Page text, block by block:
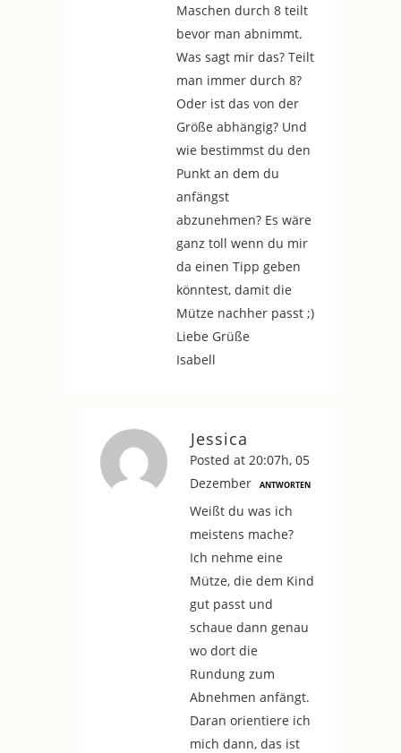
Maschen durch 8 teilt
bevor man abnimmt.
Was sagt mir das? Teilt
man immer durch 8?
Oder ist das von der
Größe abhängig? Und
wie bestimmst du den
Punkt an dem du
anfängst
abzunehmen? Es wäre
ganz toll wenn du mir
da einen Tipp geben
könntest, damit die
Mütze nachher passt ;)
Liebe Grüße
Isabell
Jessica
Posted at 20:07h, 05
Dezember
ANTWORTEN
Weißt du was ich
meistens mache?
Ich nehme eine
Mütze, die dem Kind
gut passt und
schaue dann genau
wo dort die
Rundung zum
Abnehmen anfängt.
Daran orientiere ich
mich dann, das ist